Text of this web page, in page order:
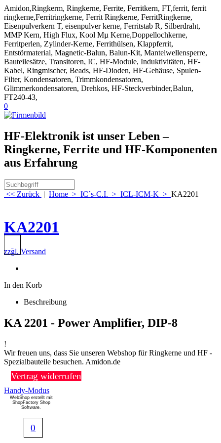
Amidon,Ringkerm, Ringkerne, Ferrite, Ferritkern, FT,ferrit, ferrit
ringkerne,Ferritringkerne, Ferrit Ringkerne, FerritRingkerne,
Eisenpulverkern T, eisenpulver kerne, Ferritstab R, Silberdraht,
MMP Kern, High Flux, Kool Mµ Kerne,Doppellochkerne,
Ferritperlen, Zylinder-Kerne, Ferrithülsen, Klappferrit,
Entstörmaterial, Magnetic-Balun, Balun-Kit, Mantelwellensperre,
Bauteilesätze, Transitoren, IC, HF-Module, Induktivitäten, HF-
Kabel, Ringmischer, Beads, HF-Dioden, HF-Gehäuse, Spulen-
Filter, Kondensatoren, Trimmkondensatoren,
Glimmerkondensatoren, Drehkos, HF-Steckverbinder,Balun,
FT240-43,
0
HF-Elektronik ist unser Leben –
Ringkerne, Ferrite und HF-Komponenten
aus Erfahrung
<< Zurück | Home > IC´s-C.I. > ICL-ICM-K > KA2201
KA2201
zzgl. Versand
In den Korb
Beschreibung
KA 2201 - Power Amplifier, DIP-8
!
Wir freuen uns, dass Sie unseren Webshop für Ringkerne und HF -
Spezialbauteile besuchen. Amidon.de
Vertrag widerrufen
Handy-Modus
WebShop erstellt mit
ShopFactory Shop
Software.
0